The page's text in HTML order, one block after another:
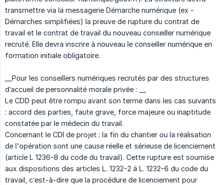
transmettre via la messagerie Démarche numérique (ex -
Démarches simplifiées) la preuve de rupture du contrat de
travail et le contrat de travail du nouveau conseiller numérique
recruté. Elle devra inscrire à nouveau le conseiller numérique en
formation initiale obligatoire.
__Pour les conseillers numériques recrutés par des structures
d’accueil de personnalité morale privée : __
Le CDD peut être rompu avant son terme dans les cas suivants
: accord des parties, faute grave, force majeure ou inaptitude
constatée par le médecin du travail.
Concernant le CDI de projet : la fin du chantier ou la réalisation
de l'opération sont une cause réelle et sérieuse de licenciement
(article L 1236-8 du code du travail). Cette rupture est soumise
aux dispositions des articles L. 1232-2 à L. 1232-6 du code du
travail, c’est-à-dire que la procédure de licenciement pour